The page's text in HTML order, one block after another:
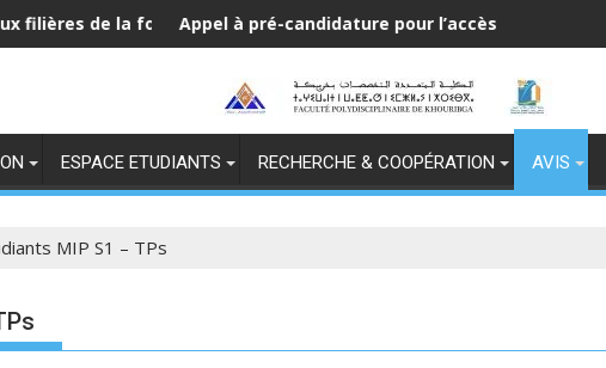
formation univesitaire (formation continue)
Appel à pré-candidature pour l’accès au Master 2026/2027
ESPACE ETUDIANTS RECHERCHE & COOPÉRATION AVIS
MIP S1 – TPs